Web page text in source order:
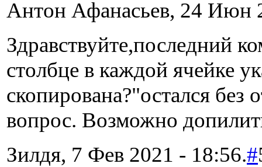
Антон Афанасьев, 24 Июн
Здравствуйте,последний
столбце в каждой ячейке
скопирована?"остался
вопрос. Возможно
Зилдя, 7 Фев 2021 - 18:56.#